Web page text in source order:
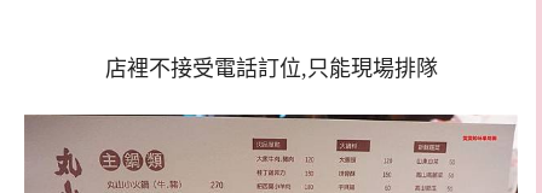
店裡不接受電話訂位,只能現場排隊